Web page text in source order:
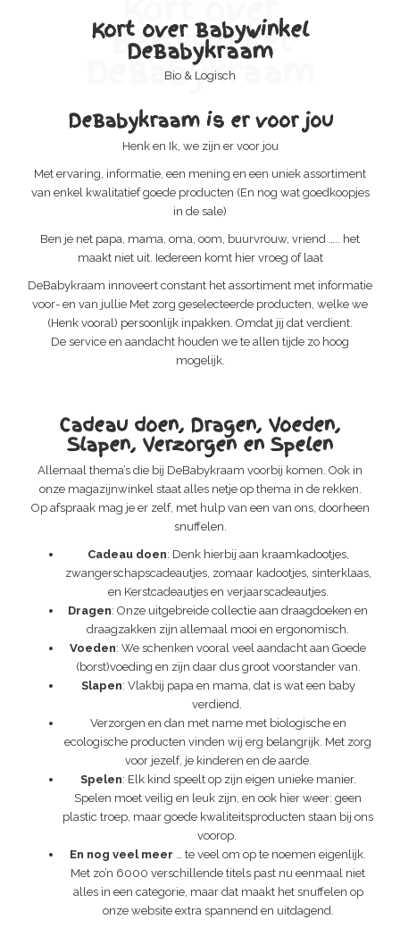
Kort over Babywinkel
DeBabykraam
Babywinkel
DeBabykraam
Bio & Logisch
DeBabykraam is er voor jou
Henk en Ik, we zijn er voor jou
Met ervaring, informatie, een mening en een uniek assortiment
van enkel kwalitatief goede producten (En nog wat goedkoopjes
in de sale)
Ben je net papa, mama, oma, oom, buurvrouw, vriend ….. het
maakt niet uit. Iedereen komt hier vroeg of laat
DeBabykraam innoveert constant het assortiment met informatie
voor- en van jullie Met zorg geselecteerde producten, welke we
(Henk vooral) persoonlijk inpakken. Omdat jij dat verdient.
De service en aandacht houden we te allen tijde zo hoog
mogelijk.
Cadeau doen, Dragen, Voeden,
Slapen, Verzorgen en Spelen
Allemaal thema’s die bij DeBabykraam voorbij komen. Ook in
onze magazijnwinkel staat alles netje op thema in de rekken.
Op afspraak mag je er zelf, met hulp van een van ons, doorheen
snuffelen.
Cadeau doen: Denk hierbij aan kraamkadootjes,
zwangerschapscadeautjes, zomaar kadootjes, sinterklaas,
en Kerstcadeautjes en verjaarscadeautjes.
Dragen: Onze uitgebreide collectie aan draagdoeken en
draagzakken zijn allemaal mooi en ergonomisch.
Voeden: We schenken vooral veel aandacht aan Goede
(borst)voeding en zijn daar dus groot voorstander van.
Slapen: Vlakbij papa en mama, dat is wat een baby
verdiend.
Verzorgen en dan met name met biologische en
ecologische producten vinden wij erg belangrijk. Met zorg
voor jezelf, je kinderen en de aarde.
Spelen: Elk kind speelt op zijn eigen unieke manier.
Spelen moet veilig en leuk zijn, en ook hier weer: geen
plastic troep, maar goede kwaliteitsproducten staan bij ons
voorop.
En nog veel meer … te veel om op te noemen eigenlijk.
Met zo’n 6000 verschillende titels past nu eenmaal niet
alles in een categorie, maar dat maakt het snuffelen op
onze website extra spannend en uitdagend.